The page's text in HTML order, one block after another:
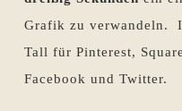
Grafik zu verwandeln.
Tall für Pinterest,
Facebook und Twitter.